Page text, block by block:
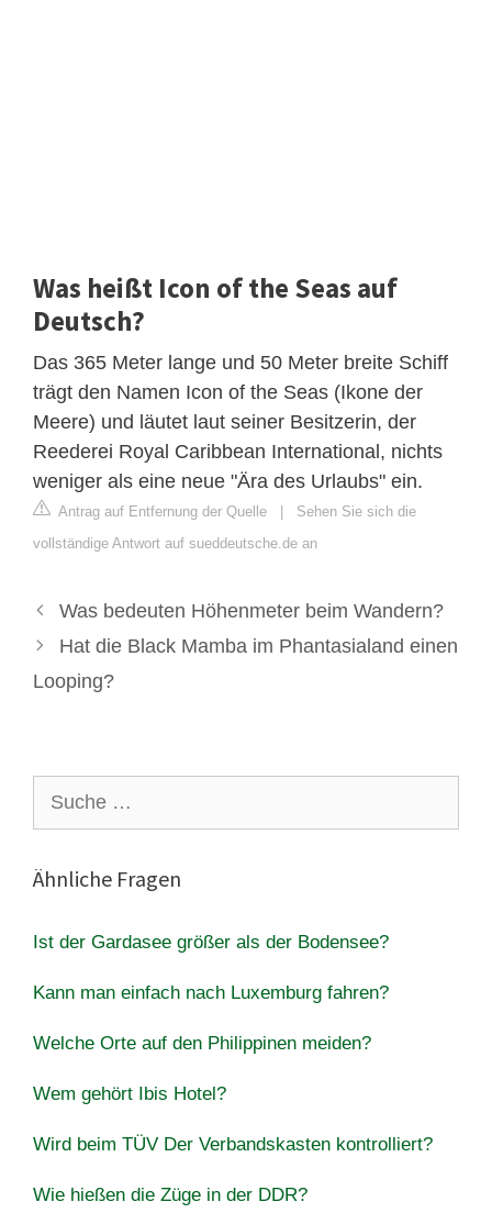
Was heißt Icon of the Seas auf
Deutsch?
Das 365 Meter lange und 50 Meter breite Schiff
trägt den Namen Icon of the Seas (Ikone der
Meere) und läutet laut seiner Besitzerin, der
Reederei Royal Caribbean International, nichts
weniger als eine neue "Ära des Urlaubs" ein.
Antrag auf Entfernung der Quelle | Sehen Sie sich die
vollständige Antwort auf sueddeutsche.de an
Was bedeuten Höhenmeter beim Wandern?
Hat die Black Mamba im Phantasialand einen
Looping?
nach:
Ähnliche Fragen
Ist der Gardasee größer als der Bodensee?
Kann man einfach nach Luxemburg fahren?
Welche Orte auf den Philippinen meiden?
Wem gehört Ibis Hotel?
Wird beim TÜV Der Verbandskasten kontrolliert?
Wie hießen die Züge in der DDR?